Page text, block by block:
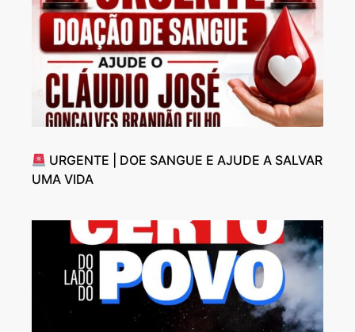
URGENTE | DOE SANGUE E AJUDE A SALVAR
UMA VIDA